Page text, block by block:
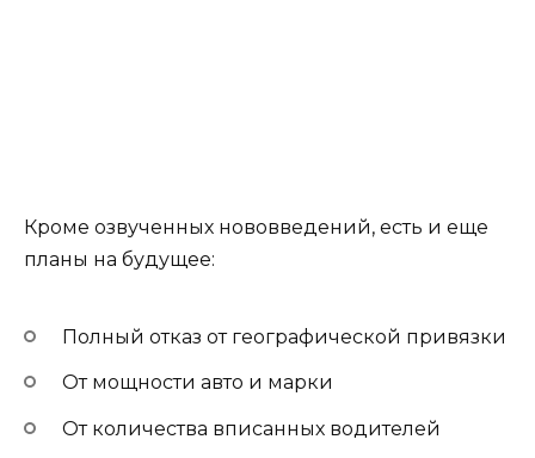
Кроме озвученных нововведений, есть и еще
планы на будущее:
Полный отказ от географической привязки
От мощности авто и марки
От количества вписанных водителей